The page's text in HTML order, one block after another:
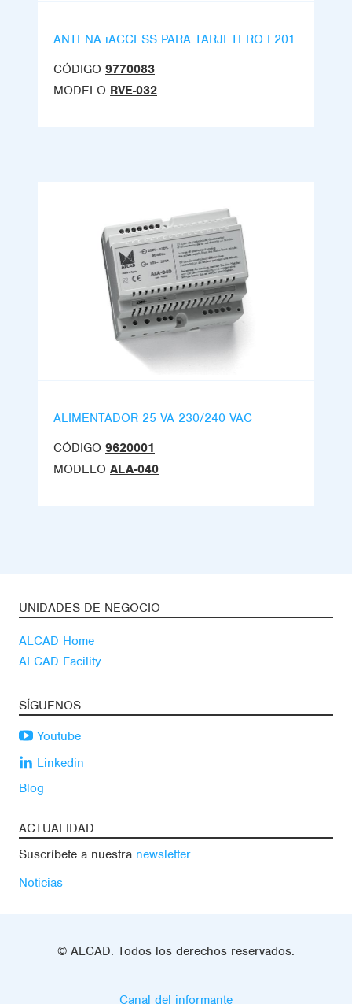
ANTENA iACCESS PARA TARJETERO L201
CÓDIGO 9770083
MODELO RVE-032
ALIMENTADOR 25 VA 230/240 VAC
CÓDIGO 9620001
MODELO ALA-040
UNIDADES DE NEGOCIO
ALCAD Home
ALCAD Facility
SÍGUENOS
Youtube
Linkedin
Blog
ACTUALIDAD
Suscríbete a nuestra newsletter
Noticias
© ALCAD. Todos los derechos reservados.
Canal del informante